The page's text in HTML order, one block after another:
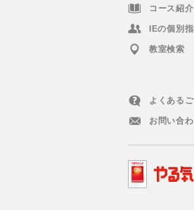
コース紹介
IEの個別
教室検索
よくある
お問い合